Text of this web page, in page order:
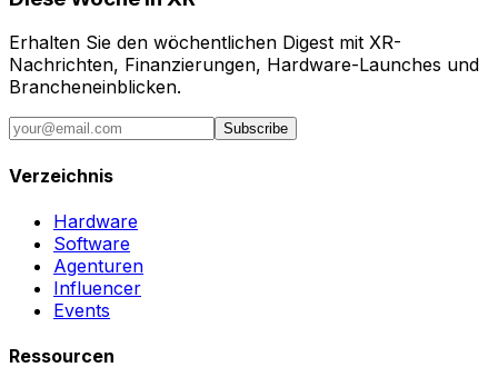
Erhalten Sie den wöchentlichen Digest mit XR-
Nachrichten, Finanzierungen, Hardware-Launches und
Brancheneinblicken.
Subscribe
Verzeichnis
Hardware
Software
Agenturen
Influencer
Events
Ressourcen